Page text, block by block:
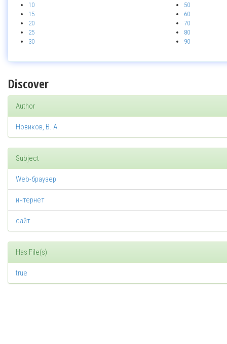
10
15
20
25
30
50
60
70
80
90
Discover
Author
Новиков, В. А.
Subject
Web-браузер
интернет
сайт
Has File(s)
true